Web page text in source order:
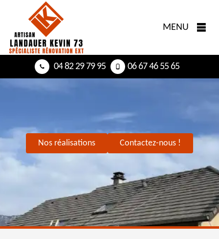
MENU
04 82 29 79 95 06 67 46 55 65
Nos réalisations Contactez-nous !